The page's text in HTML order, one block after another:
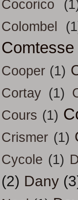
Cocorico
Colombel
Cooper (1)
Cortay (1)
Cours (1)
Crismer (1)
Cycole (1)
(2) Dany